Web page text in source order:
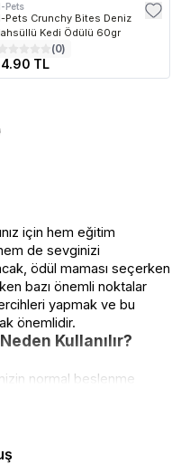
Pets
Pets Crunchy Bites Deniz
Kedi Ödülü 60gr
(0)
TL
için hem eğitim
de sevginizi
ödül maması seçerken
bazı önemli noktalar
yapmak ve bu
önemlidir.
Kullanılır?
normal beslenme
hazırlanmış lezzetli